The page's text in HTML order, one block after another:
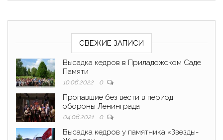
СВЕЖИЕ ЗАПИСИ
Высадка кедров в Приладожском Саде
Памяти
10.06.2022 0
Пропавшие без вести в период
обороны Ленинграда
04.06.2021 0
Высадка кедров у памятника «Звезды-